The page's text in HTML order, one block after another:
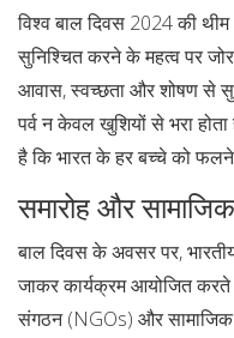
विश्व बाल दिवस 2024 की
सुनिश्चित करने के महत्व पर जोर
आवास, स्वच्छता और शोषण से
पर्व न केवल खुशियों से भरा होता
है कि भारत के हर बच्चे को
समारोह और
बाल दिवस के अवसर पर,
जाकर कार्यक्रम आयोजित
संगठन (NGOs) और सामाजिक